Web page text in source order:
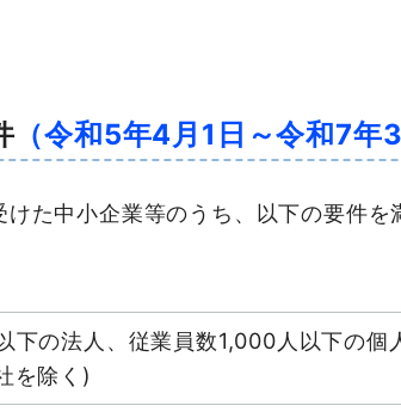
（令和5年4月1日～令和7年
けた中小企業等のうち、以下の要件
下の法人、従業員数1,000人以下の
を除く)